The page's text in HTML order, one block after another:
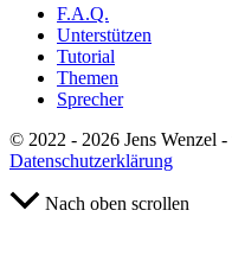
F.A.Q.
Unterstützen
Tutorial
Themen
Sprecher
© 2022 - 2026 Jens Wenzel -
Datenschutzerklärung
Nach oben scrollen